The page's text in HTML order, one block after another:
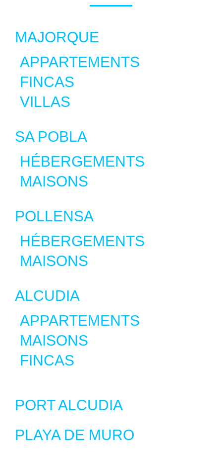
MAJORQUE
APPARTEMENTS
FINCAS
VILLAS
SA POBLA
HÉBERGEMENTS
MAISONS
POLLENSA
HÉBERGEMENTS
MAISONS
ALCUDIA
APPARTEMENTS
MAISONS
FINCAS
PORT ALCUDIA
PLAYA DE MURO